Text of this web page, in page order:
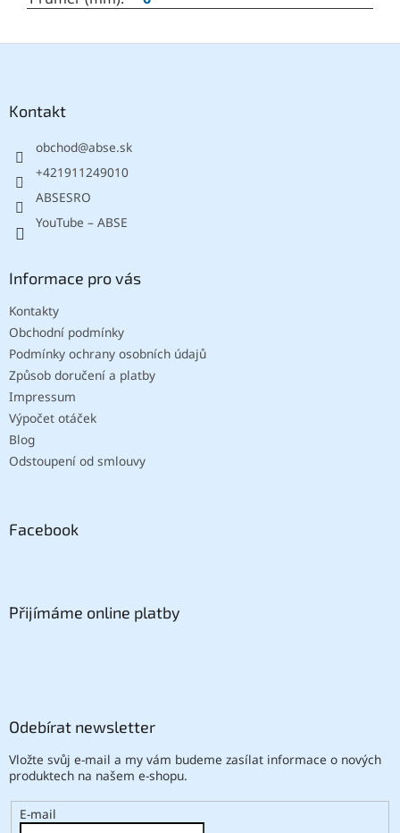
Kontakt
obchod@abse.sk
+421911249010
ABSESRO
YouTube – ABSE
Informace pro vás
Kontakty
Obchodní podmínky
Podmínky ochrany osobních údajů
Způsob doručení a platby
Impressum
Výpočet otáček
Blog
Odstoupení od smlouvy
Facebook
Přijímáme online platby
Odebírat newsletter
Vložte svůj e-mail a my vám budeme zasílat informace o nových
produktech na našem e-shopu.
E-mail